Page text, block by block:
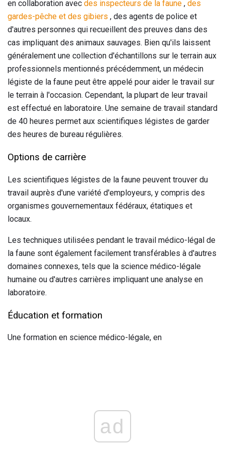
en collaboration avec des inspecteurs de la faune , des
gardes-pêche et des gibiers , des agents de police et
d'autres personnes qui recueillent des preuves dans des
cas impliquant des animaux sauvages. Bien qu'ils laissent
généralement une collection d'échantillons sur le terrain aux
professionnels mentionnés précédemment, un médecin
légiste de la faune peut être appelé pour aider le travail sur
le terrain à l'occasion. Cependant, la plupart de leur travail
est effectué en laboratoire. Une semaine de travail standard
de 40 heures permet aux scientifiques légistes de garder
des heures de bureau régulières.
Options de carrière
Les scientifiques légistes de la faune peuvent trouver du
travail auprès d'une variété d'employeurs, y compris des
organismes gouvernementaux fédéraux, étatiques et
locaux.
Les techniques utilisées pendant le travail médico-légal de
la faune sont également facilement transférables à d'autres
domaines connexes, tels que la science médico-légale
humaine ou d'autres carrières impliquant une analyse en
laboratoire.
Éducation et formation
Une formation en science médico-légale, en
ad